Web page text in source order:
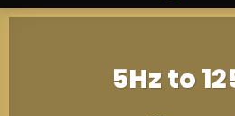
5Hz to